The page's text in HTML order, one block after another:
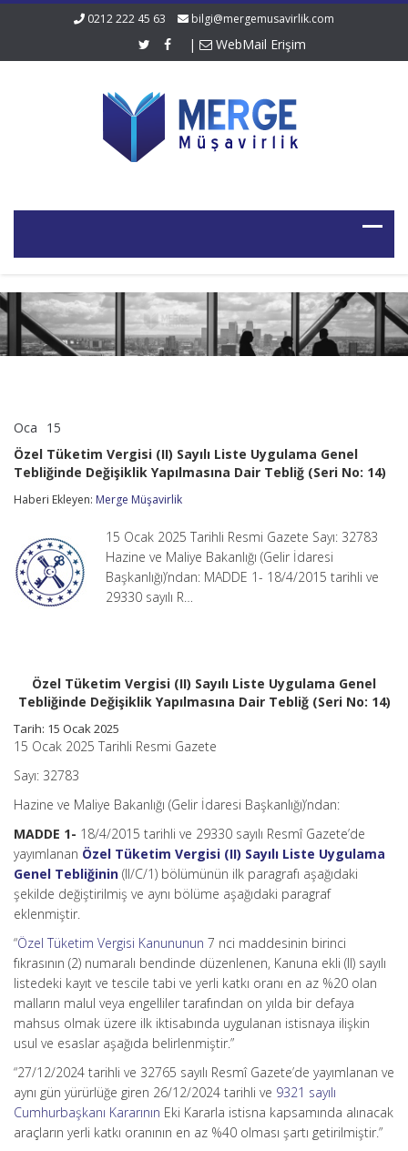
0212 222 45 63 bilgi@mergemusavirlik.com
| WebMail Erişim
Oca 15
Vergisi
(II)
Liste
Genel
Tebliğinde
Değişiklik
Yapılmasına
için
Özel Tüketim Vergisi (II) Sayılı Liste Uygulama Genel
Tebliğinde Değişiklik Yapılmasına Dair Tebliğ (Seri No: 14)
Haberi Ekleyen: Merge Müşavirlik
15 Ocak 2025 Tarihli Resmi Gazete Sayı: 32783
Hazine ve Maliye Bakanlığı (Gelir İdaresi
Başkanlığı)’ndan: MADDE 1- 18/4/2015 tarihli ve
29330 sayılı R…
Özel Tüketim Vergisi (II) Sayılı Liste Uygulama Genel
Tebliğinde Değişiklik Yapılmasına Dair Tebliğ (Seri No: 14)
Tarih: 15 Ocak 2025
15 Ocak 2025 Tarihli Resmi Gazete
Sayı: 32783
Hazine ve Maliye Bakanlığı (Gelir İdaresi Başkanlığı)’ndan:
MADDE 1- 18/4/2015 tarihli ve 29330 sayılı Resmî Gazete’de
yayımlanan Özel Tüketim Vergisi (II) Sayılı Liste Uygulama
Genel Tebliğinin (II/C/1) bölümünün ilk paragrafı aşağıdaki
şekilde değiştirilmiş ve aynı bölüme aşağıdaki paragraf
eklenmiştir.
“Özel Tüketim Vergisi Kanununun 7 nci maddesinin birinci
fıkrasının (2) numaralı bendinde düzenlenen, Kanuna ekli (II) sayılı
listedeki kayıt ve tescile tabi ve yerli katkı oranı en az %20 olan
malların malul veya engelliler tarafından on yılda bir defaya
mahsus olmak üzere ilk iktisabında uygulanan istisnaya ilişkin
usul ve esaslar aşağıda belirlenmiştir.”
“27/12/2024 tarihli ve 32765 sayılı Resmî Gazete’de yayımlanan ve
aynı gün yürürlüğe giren 26/12/2024 tarihli ve 9321 sayılı
Cumhurbaşkanı Kararının Eki Kararla istisna kapsamında alınacak
araçların yerli katkı oranının en az %40 olması şartı getirilmiştir.”